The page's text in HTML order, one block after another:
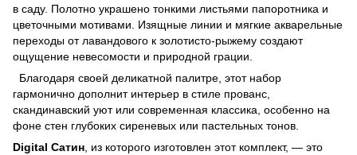
в саду. Полотно украшено тонкими листьями папоротника и
цветочными мотивами. Изящные линии и мягкие акварельные
переходы от лавандового к золотисто-рыжему создают
ощущение невесомости и природной грации.
Благодаря своей деликатной палитре, этот набор
гармонично дополнит интерьер в стиле прованс,
скандинавский уют или современная классика, особенно на
фоне стен глубоких сиреневых или пастельных тонов.
Digital Сатин , из которого изготовлен этот комплект, — это